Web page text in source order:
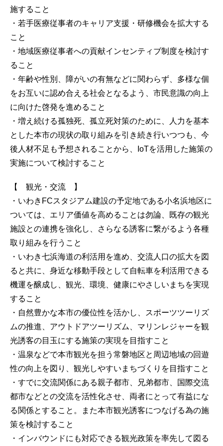
施すること
・若手医療従事者のキャリア支援・研修機会を拡大する
こと
・地域医療従事者への貢献インセンティブ制度を検討す
ること
・年齢や性別、障がいの有無などに関わらず、多様な個
をお互いに認め合える社会となるよう、市民意識の向上
に向けた啓発を進めること
・増え続ける孤独死、孤立死対策のために、人力を基本
とした本市の現状の取り組みを引き続き行いつつも、今
後人材不足も予想されることから、IoTを活用した施策の
実施について検討すること
【 観光・交流 】
・いわきFCスタジアム建設の予定地である小名浜地区に
ついては、エリア価値を高めることは勿論、既存の観光
施設との連携を強化し、さらなる誘客に繋がるよう各種
取り組みを行うこと
・いわき七浜海道の利活用を進め、交流人口の拡大を図
ると共に、身近な移動手段として自転車を利活用できる
機運を醸成し、観光、環境、健康にやさしいまちを実現
すること
・自然豊かな本市の優位性を活かし、スポーツツーリズ
ムの推進、アウトドアツーリズム、マリンレジャーを観
光誘客の目玉にする施策の実現を目指すこと
・温泉などで本市観光を担う常磐地区と周辺地域の回遊
性の向上を図り、観光しやすいまちづくりを目指すこと
・すでに交流関係にある親子都市、兄弟都市、国際交流
都市などとの交流を活性化させ、両者にとって有益にな
る関係とすること。また本市観光誘客につなげる為の施
策を検討すること
・インバウンドにも対応できる観光政策を率先して図る